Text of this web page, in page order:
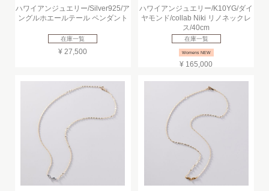
ハワイアンジュエリー/Silver925/ア
ングルホエールテール ペンダント
在庫一覧
¥ 27,500
ハワイアンジュエリー/K10YG/ダイ
ヤモンド/collab Niki リノネックレ
ス/40cm
在庫一覧
Womens NEW
¥ 165,000